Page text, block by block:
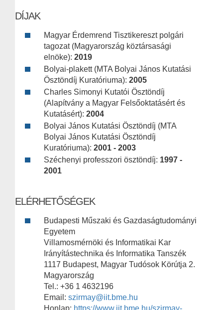
DÍJAK
Magyar Érdemrend Tisztikereszt polgári
tagozat (Magyarország köztársasági
elnöke): 2019
Bolyai-plakett (MTA Bolyai János Kutatási
Ösztöndíj Kuratóriuma): 2005
Charles Simonyi Kutatói Ösztöndíj
(Alapítvány a Magyar Felsőoktatásért és
Kutatásért): 2004
Bolyai János Kutatási Ösztöndíj (MTA
Bolyai János Kutatási Ösztöndíj
Kuratóriuma): 2001 - 2003
Széchenyi professzori ösztöndíj: 1997 -
2001
ELÉRHETŐSÉGEK
Budapesti Műszaki és Gazdaságtudományi
Egyetem
Villamosmérnöki és Informatikai Kar
Irányítástechnika és Informatika Tanszék
1117 Budapest, Magyar Tudósok Körútja 2.
Magyarország
Tel.: +36 1 4632196
Email: szirmay@iit.bme.hu
Honlap: https://www.iit.bme.hu/szirmay-